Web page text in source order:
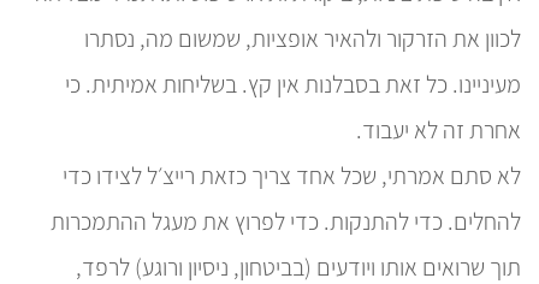
לכוון את הזרקור ולהאיר אופציות, שמשום מה, נסתרו
מעיניינו. כל זאת בסבלנות אין קץ. בשליחות אמיתית. כי
אחרת זה לא יעבוד.
לא סתם אמרתי, שכל אחד צריך כזאת רייצ׳ל לצידו כדי
להחלים. כדי להתנקות. כדי לפרוץ את מעגל ההתמכרות
תוך שרואים אותו ויודעים (בביטחון, ניסיון ורוגע) לרפד,